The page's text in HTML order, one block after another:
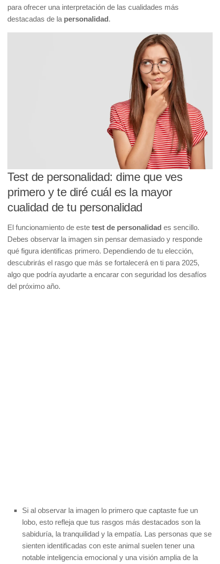
para ofrecer una interpretación de las cualidades más
destacadas de la personalidad.
Test de personalidad: dime que ves
primero y te diré cuál es la mayor
cualidad de tu personalidad
El funcionamiento de este test de personalidad es sencillo.
Debes observar la imagen sin pensar demasiado y responde
qué figura identificas primero. Dependiendo de tu elección,
descubrirás el rasgo que más se fortalecerá en ti para 2025,
algo que podría ayudarte a encarar con seguridad los desafíos
del próximo año.
Si al observar la imagen lo primero que captaste fue un
lobo, esto refleja que tus rasgos más destacados son la
sabiduría, la tranquilidad y la empatía. Las personas que se
sienten identificadas con este animal suelen tener una
notable inteligencia emocional y una visión amplia de la